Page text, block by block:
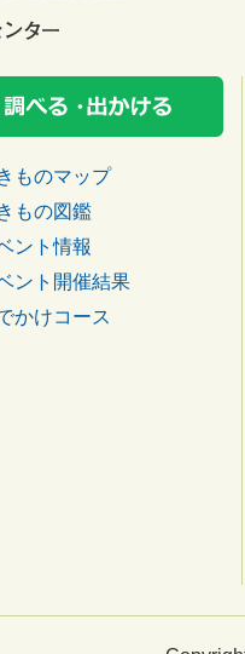
ものマップ
もの図鑑
ント情報
ント開催結果
かけコース